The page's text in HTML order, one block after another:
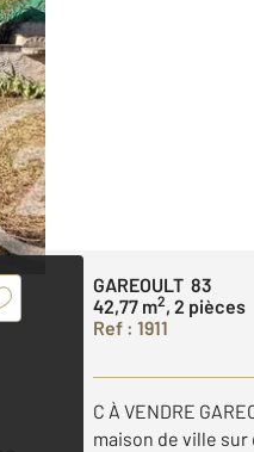
GAREOULT 83
42,77 m2, 2 pièces
Ref : 1911
C À VENDRE
maison de ville sur